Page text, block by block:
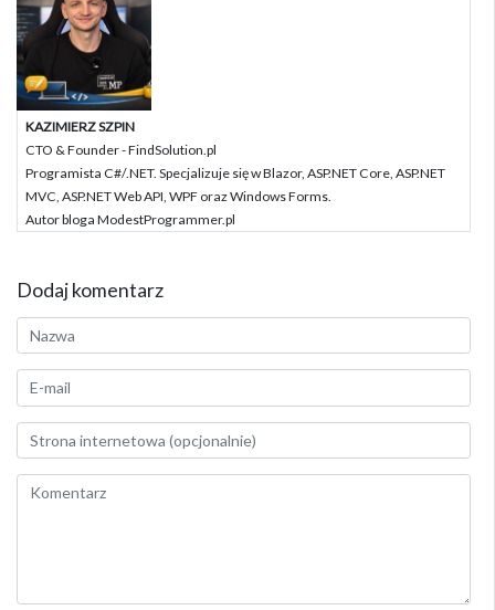
KAZIMIERZ SZPIN
CTO & Founder - FindSolution.pl
Programista C#/.NET. Specjalizuje się w Blazor, ASP.NET Core, ASP.NET
MVC, ASP.NET Web API, WPF oraz Windows Forms.
Autor bloga ModestProgrammer.pl
Dodaj komentarz